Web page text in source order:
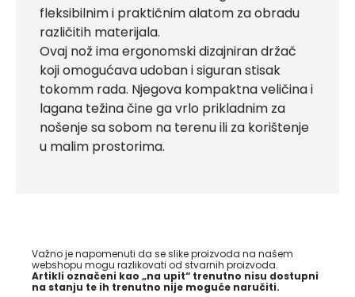
fleksibilnim i praktičnim alatom za obradu
različitih materijala.
Ovaj nož ima ergonomski dizajniran držač
koji omogućava udoban i siguran stisak
tokomm rada. Njegova kompaktna veličina i
lagana težina čine ga vrlo prikladnim za
nošenje sa sobom na terenu ili za korištenje
u malim prostorima.
Važno je napomenuti da se slike proizvoda na našem
webshopu mogu razlikovati od stvarnih proizvoda.
Artikli označeni kao „na upit“ trenutno nisu dostupni
na stanju te ih trenutno nije moguće naručiti.